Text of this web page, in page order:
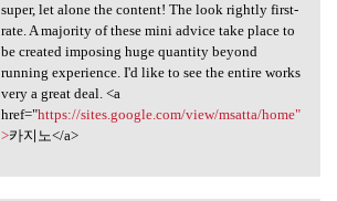
super, let alone the content! The look rightly first-
rate. A majority of these mini advice take place to
be created imposing huge quantity beyond
running experience. I'd like to see the entire works
very a great deal. <a
href="https://sites.google.com/view/msatta/home"
>카지노</a>